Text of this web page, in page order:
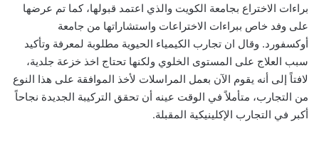
براءات الاختراع بجامعة الكويت والذي اعتمد قبولها، كما تم عرضها
على وفد خاص ببراءات الاختراعات واستشاراتها من جامعة
أوكسفورد. وقال ان تجارب الكيمياء الحيوية مطلوبة لمعرفة وتأكيد
سبب العلاج على المستوى الخلوي ولكنها تحتاج اخذ خزعة جلدية،
لافتاً إلى أنه يقوم الآن بعمل المراسلات لأخذ الموافقة على هذا النوع
من التجارب، متأملاً في الوقت عينه أن تحقق التركيبة الجديدة نجاحاً
أكبر في التجارب الإكلينيكية المقبلة.